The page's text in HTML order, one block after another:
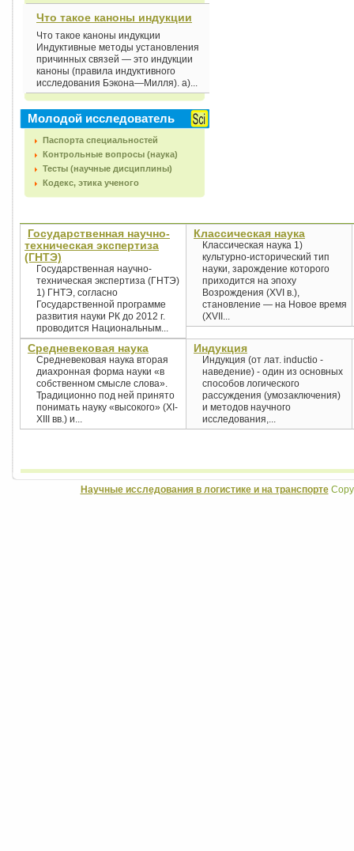
Что такое каноны индукции
Что такое каноны индукции
Индуктивные методы установления
причинных связей — это индукции
каноны (правила индуктивного
исследования Бэкона—Милля). а)...
Молодой исследователь
Паспорта специальностей
Контрольные вопросы (наука)
Тесты (научные дисциплины)
Кодекс, этика ученого
Государственная научно-
техническая экспертиза
(ГНТЭ)
Государственная научно-
техническая экспертиза (ГНТЭ)
1) ГНТЭ, согласно
Государственной программе
развития науки РК до 2012 г.
проводится Национальным...
Классическая наука
Классическая наука 1)
культурно-исторический тип
науки, зарождение которого
приходится на эпоху
Возрождения (XVI в.),
становление — на Новое время
(XVII...
Средневековая наука
Средневековая наука вторая
диахронная форма науки «в
собственном смысле слова».
Традиционно под ней принято
понимать науку «высокого» (XI-
XIII вв.) и...
Индукция
Индукция (от лат. inductio -
наведение) - один из основных
способов логического
рассуждения (умозаключения)
и методов научного
исследования,...
Научные исследования в логистике и на транспорте